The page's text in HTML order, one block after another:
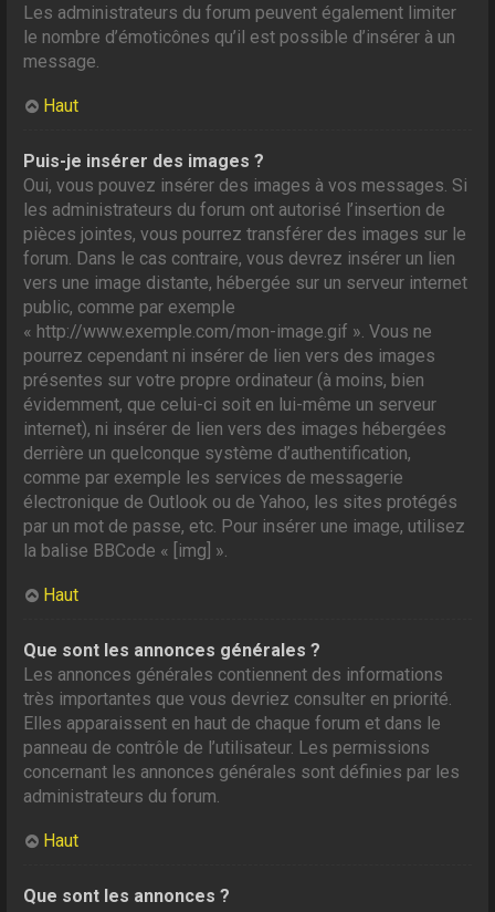
Les administrateurs du forum peuvent également limiter
le nombre d’émoticônes qu’il est possible d’insérer à un
message.
Haut
Puis-je insérer des images ?
Oui, vous pouvez insérer des images à vos messages. Si
les administrateurs du forum ont autorisé l’insertion de
pièces jointes, vous pourrez transférer des images sur le
forum. Dans le cas contraire, vous devrez insérer un lien
vers une image distante, hébergée sur un serveur internet
public, comme par exemple
« http://www.exemple.com/mon-image.gif ». Vous ne
pourrez cependant ni insérer de lien vers des images
présentes sur votre propre ordinateur (à moins, bien
évidemment, que celui-ci soit en lui-même un serveur
internet), ni insérer de lien vers des images hébergées
derrière un quelconque système d’authentification,
comme par exemple les services de messagerie
électronique de Outlook ou de Yahoo, les sites protégés
par un mot de passe, etc. Pour insérer une image, utilisez
la balise BBCode « [img] ».
Haut
Que sont les annonces générales ?
Les annonces générales contiennent des informations
très importantes que vous devriez consulter en priorité.
Elles apparaissent en haut de chaque forum et dans le
panneau de contrôle de l’utilisateur. Les permissions
concernant les annonces générales sont définies par les
administrateurs du forum.
Haut
Que sont les annonces ?